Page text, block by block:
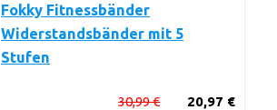
Fokky Fitnessbänder
Widerstandsbänder mit 5
Stufen
20,97 €
30,99 €